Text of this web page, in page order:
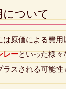
ついて
は原価による費用
レーといった様々
スされる可能性